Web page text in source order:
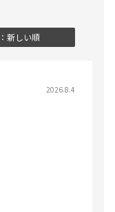
新しい順
2026.8.4